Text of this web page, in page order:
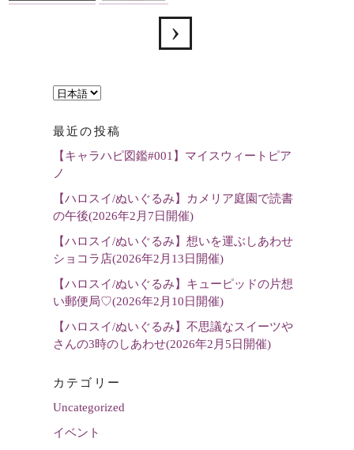
言
を
選
最近の投稿
【キャラハピ図鑑#001】マイスウィートピア
ノ
【ハロスイ/ぬいぐるみ】カメリア庭園で読書
の午後(2026年2月7日開催)
【ハロスイ/ぬいぐるみ】想いを運ぶしあわせ
ショコラ店(2026年2月13日開催)
【ハロスイ/ぬいぐるみ】キューピッドの片想
い郵便局♡(2026年2月10日開催)
【ハロスイ/ぬいぐるみ】不思議なスイーツや
さんの3時のしあわせ(2026年2月5日開催)
カテゴリー
Uncategorized
イベント